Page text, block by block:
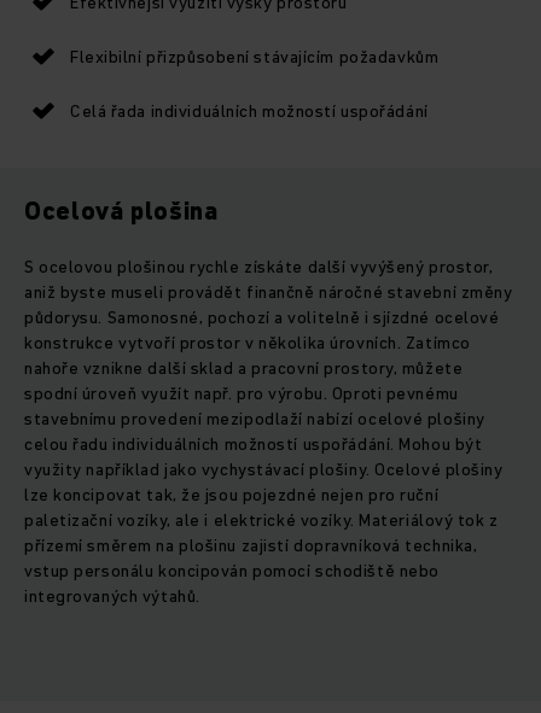
Flexibilní přizpůsobení stávajícím požadavkům
Celá řada individuálních možností uspořádání
Ocelová plošina
S ocelovou plošinou rychle získáte další vyvýšený prostor,
aniž byste museli provádět finančně náročné stavební změny
půdorysu. Samonosné, pochozí a volitelně i sjízdné ocelové
konstrukce vytvoří prostor v několika úrovních. Zatímco
nahoře vznikne další sklad a pracovní prostory, můžete
spodní úroveň využít např. pro výrobu. Oproti pevnému
stavebnímu provedení mezipodlaží nabízí ocelové plošiny
celou řadu individuálních možností uspořádání. Mohou být
využity například jako vychystávací plošiny. Ocelové plošiny
lze koncipovat tak, že jsou pojezdné nejen pro ruční
paletizační vozíky, ale i elektrické vozíky. Materiálový tok z
přízemí směrem na plošinu zajistí dopravníková technika,
vstup personálu koncipován pomocí schodiště nebo
integrovaných výtahů.